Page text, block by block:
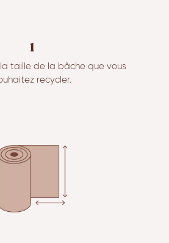
1
taille de la bâche que vous
recycler.